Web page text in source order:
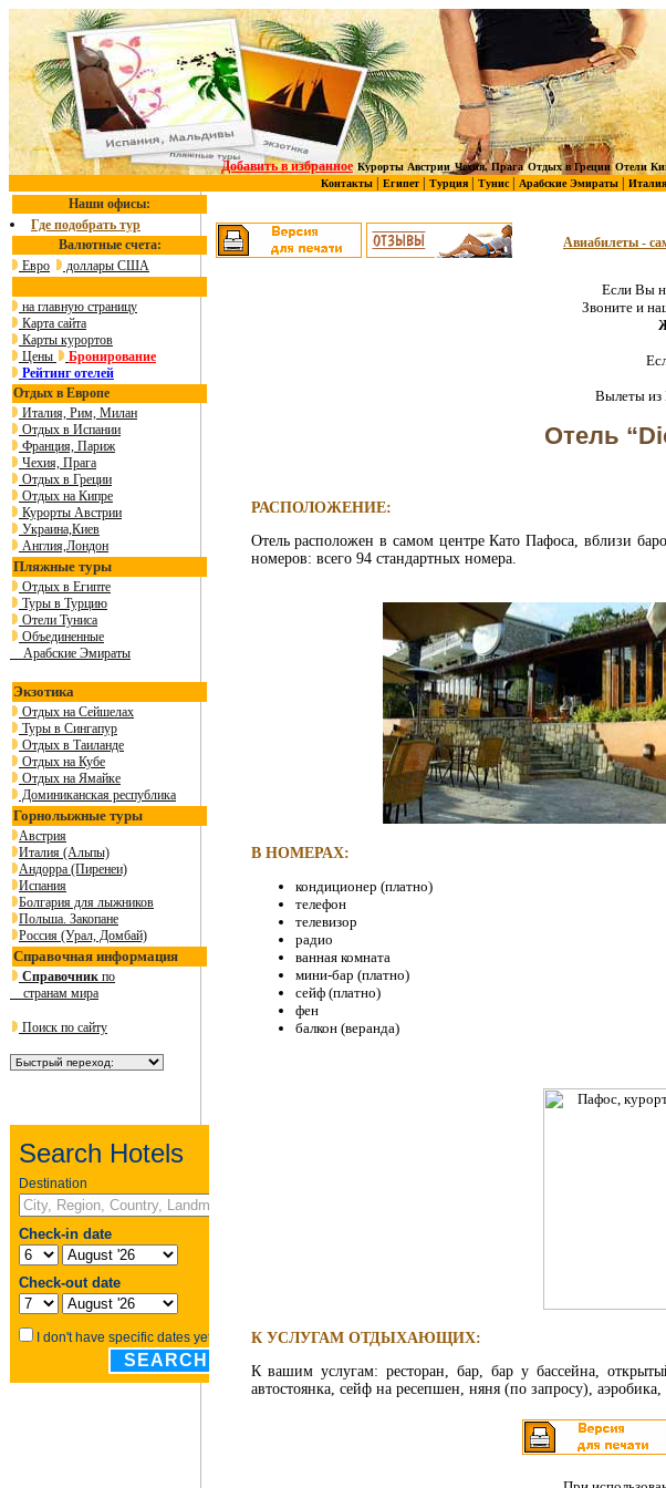
Добавить в избранное Курорты Австрии Чехия, Прага Отдых в Греции Отели
Контакты
Египет| Турция| Тунис| Арабские Эмираты| Италия
Наши офисы:
Где подобрать тур
Валютные счета:
Евро
доллары США
на главную страницу
Карта сайта
Карты курортов
Цены
Бронирование
Рейтинг отелей
Отдых в Европе
Италия, Рим, Милан
Отдых в Испании
Франция, Париж
Чехия, Прага
Отдых в Греции
Отдых на Кипре
Курорты Австрии
Украина,Киев
Англия,Лондон
Пляжные туры
Отдых в Египте
Туры в Турцию
Отели Туниса
Объединенные
Арабские Эмираты
Экзотика
Отдых на Сейшелах
Туры в Сингапур
Отдых в Таиланде
Отдых на Кубе
Отдых на Ямайке
Доминиканская республика
Горнолыжные туры
Австрия
Италия (Альпы)
Андорра (Пиренеи)
Испания
Болгария для лыжников
Польша. Закопане
Россия (Урал, Домбай)
Справочная информация
Справочник по
странам мира
Поиск по сайту
Авиабилеты -
Если Вы
Звоните и
Вылеты из
Отель
РАСПОЛОЖЕНИЕ:
Отель pасположен в самом центре Като Пафоса, вблизи
номеров: всего 94 стандартных номера.
В НОМЕРАХ:
кондиционер (платно)
телефон
телевизор
радио
ванная комната
мини-бар (платно)
сейф (платно)
фен
балкон (веранда)
К УСЛУГАМ ОТДЫХАЮЩИХ:
К вашим услугам: ресторан, бар, бар у бассейна,
автостоянка, сейф на ресепшен, няня (по запросу),